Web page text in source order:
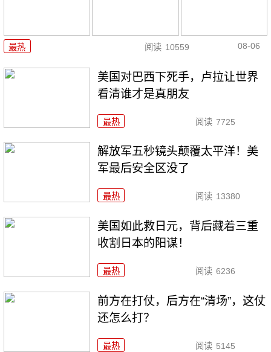
最热 阅读 10559 08-06
美国对巴西下死手，卢拉让世界
看清谁才是真朋友
最热 阅读 7725
解放军五秒镜头颠覆太平洋！美
军最后安全区没了
最热 阅读 13380
美国如此救日元，背后藏着三重
收割日本的阳谋！
最热 阅读 6236
前方在打仗，后方在“清场”，这仗
还怎么打？
最热 阅读 5145